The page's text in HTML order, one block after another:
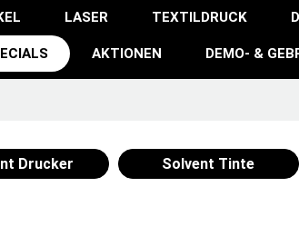
LASER TEXTILDRUCK
AKTIONEN DEMO- &
Drucker Solvent Tinte